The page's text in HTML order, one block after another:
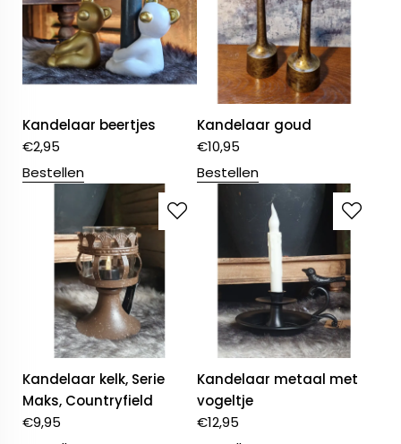
Kandelaar beertjes
€2,95
Bestellen
Kandelaar goud
€10,95
Bestellen
Kandelaar kelk, Serie
Maks, Countryfield
€9,95
Kandelaar metaal met
vogeltje
€12,95